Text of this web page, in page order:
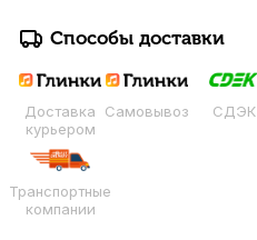
Способы доставки
Доставка
курьером
Самовывоз СДЭК
Транспортные
компании